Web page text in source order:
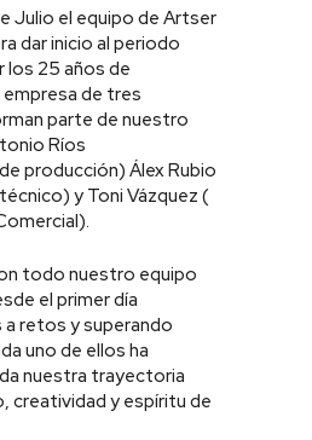
Julio el equipo de Artser
dar inicio al periodo
los 25 años de
de tres
parte de nuestro
Ríos
producción) Álex Rubio
y Toni Vázquez (
todo nuestro equipo
el primer día
retos y superando
uno de ellos ha
nuestra trayectoria
creatividad y espíritu de